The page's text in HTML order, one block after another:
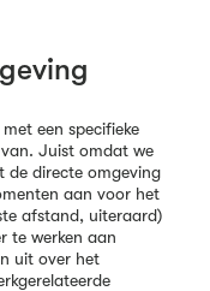
een specifieke
Juist omdat we
de directe omgeving
aan voor het
afstand, uiteraard)
te werken aan
uit over het